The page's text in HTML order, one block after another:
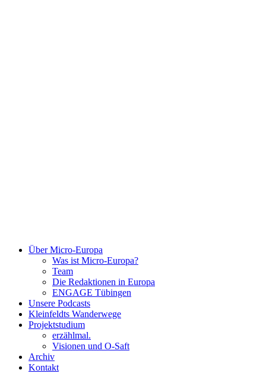
Über Micro-Europa
Was ist Micro-Europa?
Team
Die Redaktionen in Europa
ENGAGE Tübingen
Unsere Podcasts
Kleinfeldts Wanderwege
Projektstudium
erzählmal.
Visionen und O-Saft
Archiv
Kontakt